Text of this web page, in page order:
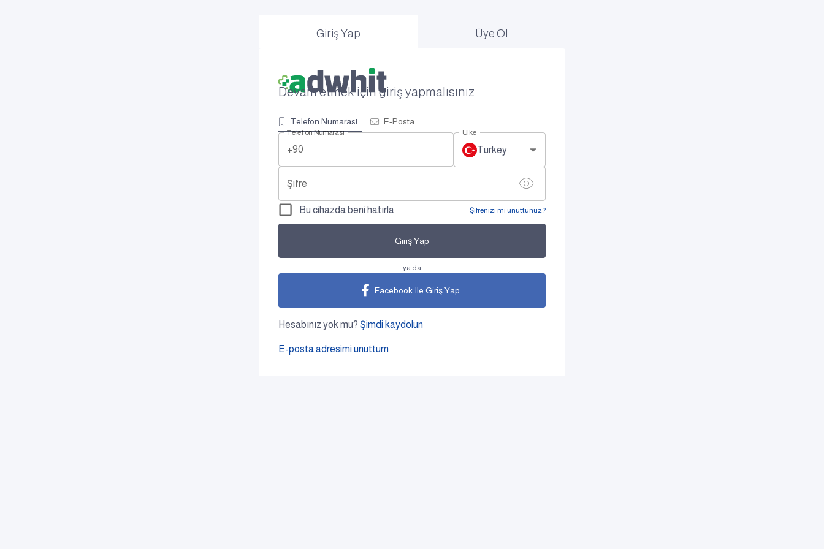
Giriş Yap Üye Ol
Devam etmek için giriş yapmalısınız
Telefon Numarası E-Posta
Telefon Numarası
+90
Ülke
Turkey
Şifre
Bu cihazda beni hatırla Şifrenizi mi unuttunuz?
Giriş Yap
ya da
Facebook Ile Giriş Yap
Hesabınız yok mu? Şimdi kaydolun
E-posta adresimi unuttum